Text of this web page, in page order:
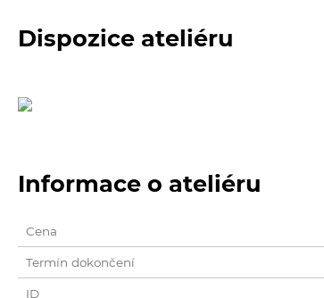
Dispozice ateliéru
Informace o ateliéru
Cena
Termín dokončení
ID